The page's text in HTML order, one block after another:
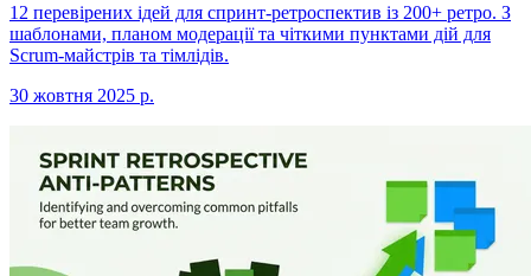
12 перевірених ідей для спринт-ретроспектив із 200+ ретро. З
шаблонами, планом модерації та чіткими пунктами дій для
Scrum-майстрів та тімлідів.
30 жовтня 2025 р.